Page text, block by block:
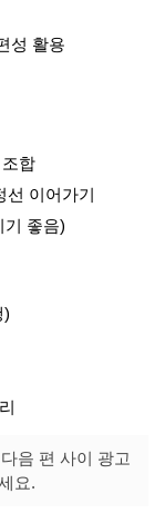
성 활용
합
선 이어가기
기 좋음)
)
음 편 사이 광고
요.